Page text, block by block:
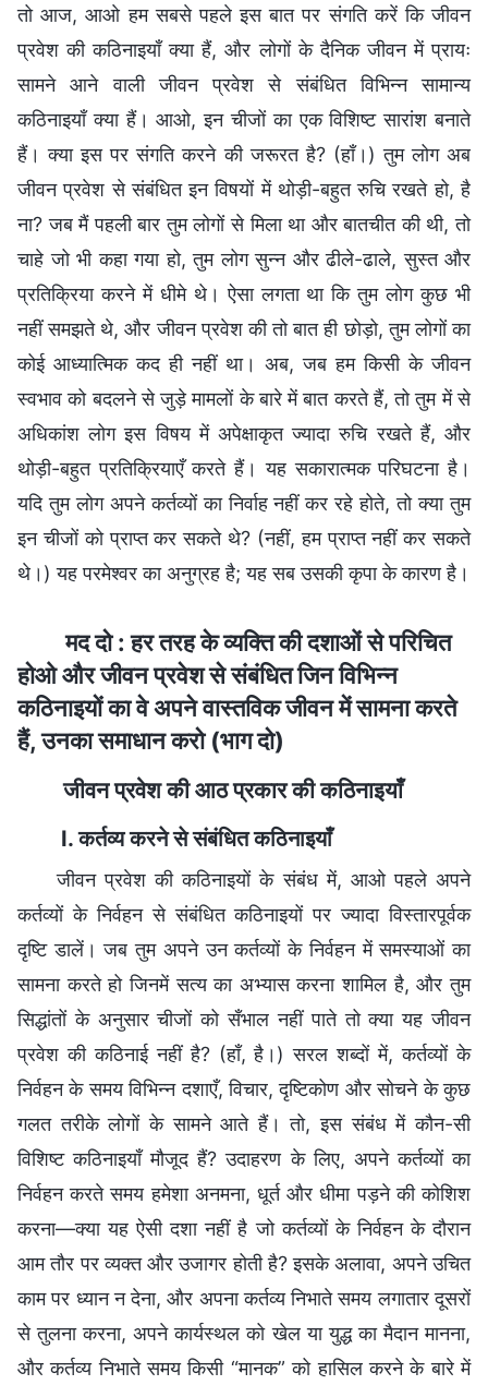
तो आज, आओ हम सबसे पहले इस बात पर संगति करें कि जीवन
प्रवेश की कठिनाइयाँ क्या हैं, और लोगों के दैनिक जीवन में प्रायः
सामने आने वाली जीवन प्रवेश से संबंधित विभिन्न सामान्य
कठिनाइयाँ क्या हैं। आओ, इन चीजों का एक विशिष्ट सारांश बनाते
हैं। क्या इस पर संगति करने की जरूरत है? (हाँ।) तुम लोग अब
जीवन प्रवेश से संबंधित इन विषयों में थोड़ी-बहुत रुचि रखते हो, है
ना? जब मैं पहली बार तुम लोगों से मिला था और बातचीत की थी, तो
चाहे जो भी कहा गया हो, तुम लोग सुन्न और ढीले-ढाले, सुस्त और
प्रतिक्रिया करने में धीमे थे। ऐसा लगता था कि तुम लोग कुछ भी
नहीं समझते थे, और जीवन प्रवेश की तो बात ही छोड़ो, तुम लोगों का
कोई आध्यात्मिक कद ही नहीं था। अब, जब हम किसी के जीवन
स्वभाव को बदलने से जुड़े मामलों के बारे में बात करते हैं, तो तुम में से
अधिकांश लोग इस विषय में अपेक्षाकृत ज्यादा रुचि रखते हैं, और
थोड़ी-बहुत प्रतिक्रियाएँ करते हैं। यह सकारात्मक परिघटना है।
यदि तुम लोग अपने कर्तव्यों का निर्वाह नहीं कर रहे होते, तो क्या तुम
इन चीजों को प्राप्त कर सकते थे? (नहीं, हम प्राप्त नहीं कर सकते
थे।) यह परमेश्वर का अनुग्रह है; यह सब उसकी कृपा के कारण है।
मद दो : हर तरह के व्यक्ति की दशाओं से परिचित
होओ और जीवन प्रवेश से संबंधित जिन विभिन्न
कठिनाइयों का वे अपने वास्तविक जीवन में सामना करते
हैं, उनका समाधान करो (भाग दो)
जीवन प्रवेश की आठ प्रकार की कठिनाइयाँ
I. कर्तव्य करने से संबंधित कठिनाइयाँ
जीवन प्रवेश की कठिनाइयों के संबंध में, आओ पहले अपने
कर्तव्यों के निर्वहन से संबंधित कठिनाइयों पर ज्यादा विस्तारपूर्वक
दृष्टि डालें। जब तुम अपने उन कर्तव्यों के निर्वहन में समस्याओं का
सामना करते हो जिनमें सत्य का अभ्यास करना शामिल है, और तुम
सिद्धांतों के अनुसार चीजों को सँभाल नहीं पाते तो क्या यह जीवन
प्रवेश की कठिनाई नहीं है? (हाँ, है।) सरल शब्दों में, कर्तव्यों के
निर्वहन के समय विभिन्न दशाएँ, विचार, दृष्टिकोण और सोचने के कुछ
गलत तरीके लोगों के सामने आते हैं। तो, इस संबंध में कौन-सी
विशिष्ट कठिनाइयाँ मौजूद हैं? उदाहरण के लिए, अपने कर्तव्यों का
निर्वहन करते समय हमेशा अनमना, धूर्त और धीमा पड़ने की कोशिश
करना—क्या यह ऐसी दशा नहीं है जो कर्तव्यों के निर्वहन के दौरान
आम तौर पर व्यक्त और उजागर होती है? इसके अलावा, अपने उचित
काम पर ध्यान न देना, और अपना कर्तव्य निभाते समय लगातार दूसरों
से तुलना करना, अपने कार्यस्थल को खेल या युद्ध का मैदान मानना,
और कर्तव्य निभाते समय किसी “मानक” को हासिल करने के बारे में